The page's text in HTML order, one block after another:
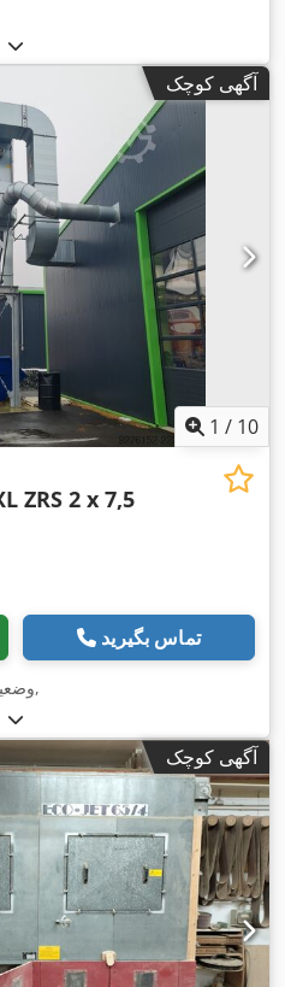
آگهی کوچک
1 / 10
ZRS 2 x 7,5
تماس بگیرید
,
آگهی کوچک